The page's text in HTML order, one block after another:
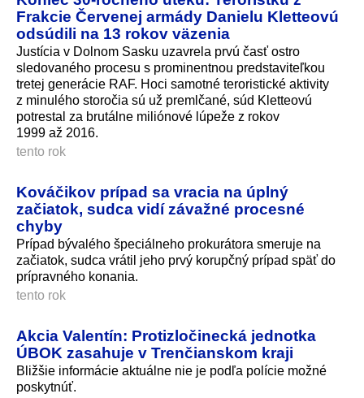
Frakcie Červenej armády Danielu Kletteovú
odsúdili na 13 rokov väzenia
Justícia v Dolnom Sasku uzavrela prvú časť ostro
sledovaného procesu s prominentnou predstaviteľkou
tretej generácie RAF. Hoci samotné teroristické aktivity
z minulého storočia sú už premlčané, súd Kletteovú
potrestal za brutálne miliónové lúpeže z rokov
1999 až 2016.
tento rok
Kováčikov prípad sa vracia na úplný
začiatok, sudca vidí závažné procesné
chyby
Prípad bývalého špeciálneho prokurátora smeruje na
začiatok, sudca vrátil jeho prvý korupčný prípad späť do
prípravného konania.
tento rok
Akcia Valentín: Protizločinecká jednotka
ÚBOK zasahuje v Trenčianskom kraji
Bližšie informácie aktuálne nie je podľa polície možné
poskytnúť.